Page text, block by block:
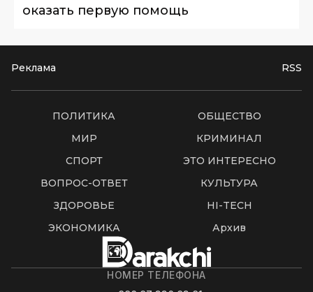
оказать первую помощь
Реклама RSS
ПОЛИТИКА
ОБЩЕСТВО
МИР
КРИМИНАЛ
СПОРТ
ЭТО ИНТЕРЕСНО
ВОПРОС-ОТВЕТ
КУЛЬТУРА
ЗДОРОВЬЕ
HI-TECH
ЭКОНОМИКА
Архив
НОМЕР ТЕЛЕФОНА